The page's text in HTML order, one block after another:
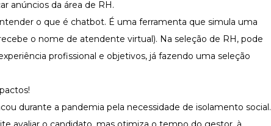
anúncios da área de RH.
o que é chatbot. É uma ferramenta que simula uma
o nome de atendente virtual). Na seleção de RH, pode
profissional e objetivos, já fazendo uma seleção
durante a pandemia pela necessidade de isolamento social.